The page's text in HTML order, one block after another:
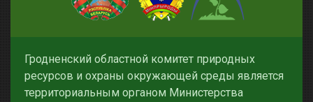
Гродненский областной комитет природных
ресурсов и охраны окружающей среды является
территориальным органом Министерства